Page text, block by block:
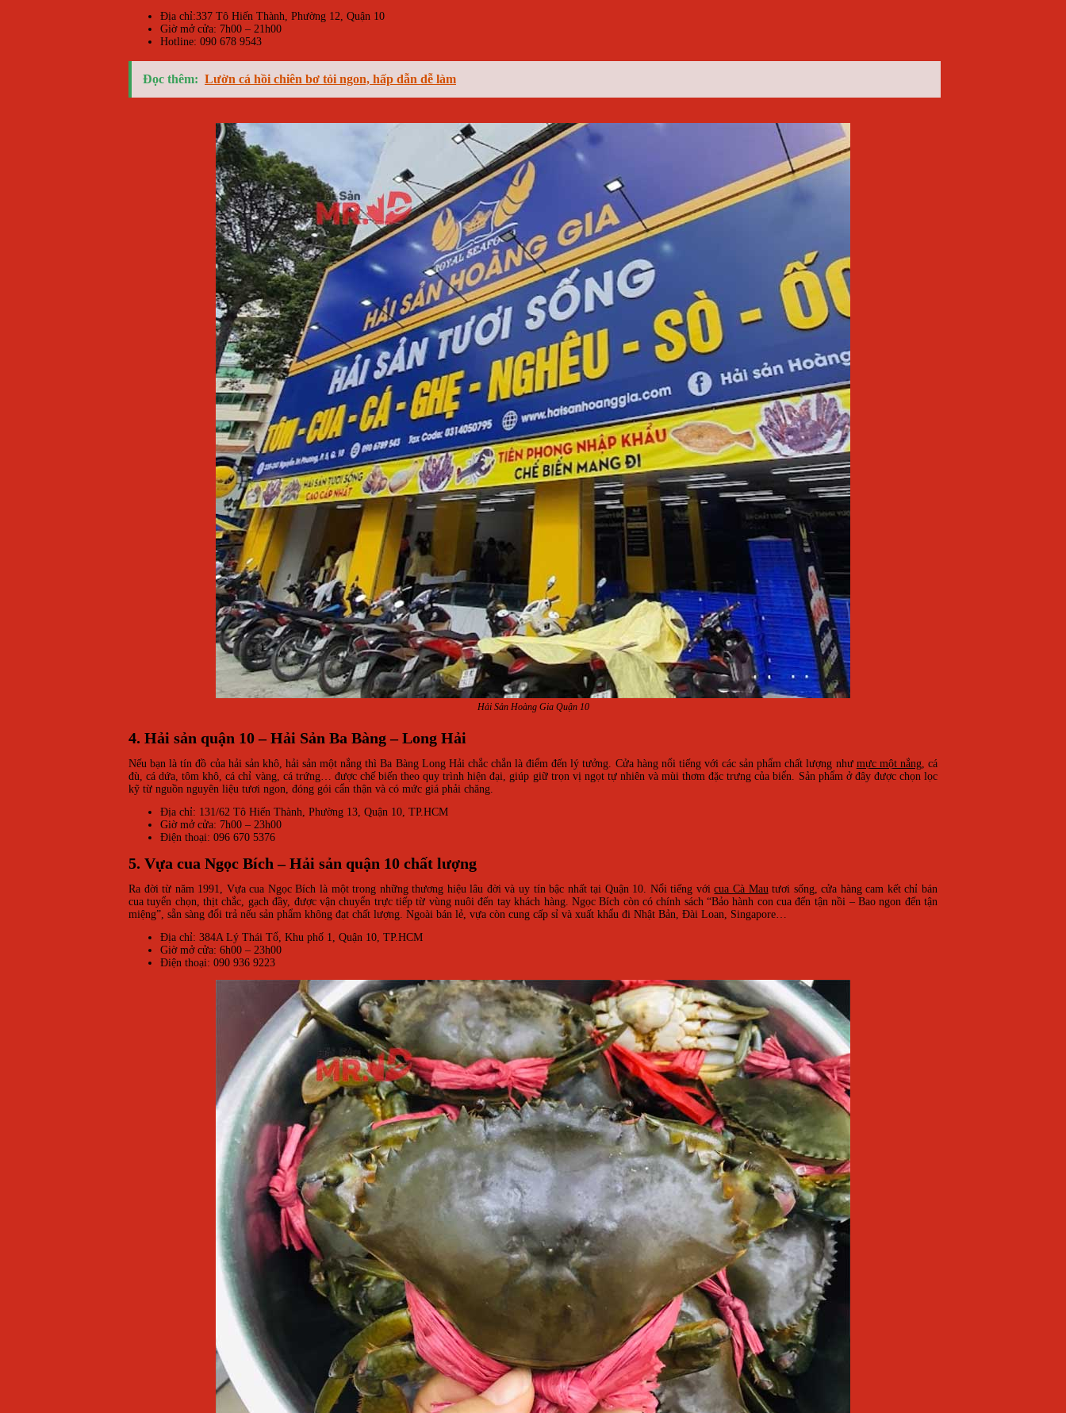
Địa chỉ:337 Tô Hiến Thành, Phường 12, Quận 10
Giờ mở cửa: 7h00 – 21h00
Hotline: 090 678 9543
Đọc thêm: Lườn cá hồi chiên bơ tỏi ngon, hấp dẫn dễ làm
Hải Sản Hoàng Gia Quận 10
4. Hải sản quận 10 – Hải Sản Ba Bàng – Long Hải
Nếu bạn là tín đồ của hải sản khô, hải sản một nắng thì Ba Bàng Long Hải chắc chắn là điểm đến lý tưởng. Cửa hàng nổi tiếng với các sản phẩm chất lượng như mực một nắng, cá
đù, cá dứa, tôm khô, cá chỉ vàng, cá trứng… được chế biến theo quy trình hiện đại, giúp giữ trọn vị ngọt tự nhiên và mùi thơm đặc trưng của biển. Sản phẩm ở đây được chọn lọc
kỹ từ nguồn nguyên liệu tươi ngon, đóng gói cẩn thận và có mức giá phải chăng.
Địa chỉ: 131/62 Tô Hiến Thành, Phường 13, Quận 10, TP.HCM
Giờ mở cửa: 7h00 – 23h00
Điện thoại: 096 670 5376
5. Vựa cua Ngọc Bích – Hải sản quận 10 chất lượng
Ra đời từ năm 1991, Vựa cua Ngọc Bích là một trong những thương hiệu lâu đời và uy tín bậc nhất tại Quận 10. Nổi tiếng vớicua Cà Mau tươi sống, cửa hàng cam kết chỉ bán
cua tuyển chọn, thịt chắc, gạch đầy, được vận chuyển trực tiếp từ vùng nuôi đến tay khách hàng. Ngọc Bích còn có chính sách “Bảo hành con cua đến tận nồi – Bao ngon đến tận
miệng”, sẵn sàng đổi trả nếu sản phẩm không đạt chất lượng. Ngoài bán lẻ, vựa còn cung cấp sỉ và xuất khẩu đi Nhật Bản, Đài Loan, Singapore…
Địa chỉ: 384A Lý Thái Tổ, Khu phố 1, Quận 10, TP.HCM
Giờ mở cửa: 6h00 – 23h00
Điện thoại: 090 936 9223